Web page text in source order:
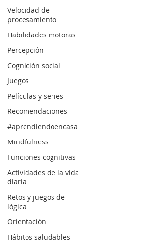
Velocidad de
procesamiento
Habilidades motoras
Percepción
Cognición social
Juegos
Películas y series
Recomendaciones
#aprendiendoencasa
Mindfulness
Funciones cognitivas
Actividades de la vida
diaria
Retos y juegos de
lógica
Orientación
Hábitos saludables